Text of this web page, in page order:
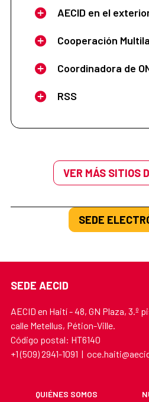
AECID en el
Cooperación
Coordinadora de
RSS
VER MÁS SITIOS
SEDE
SEDE AECID
AECID en Haití - 48, GN Plaza, 3.º
calle Metellus, Pétion-Ville.
Código postal: HT6140
+1 (509) 2941-1091 |
QUIÉNES SOMOS